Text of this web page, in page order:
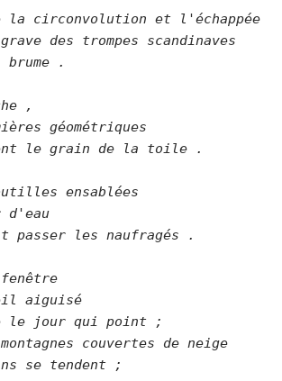
la circonvolution et l'échappée
des trompes scandinaves
.
,
géométriques
le grain de la toile .
ensablées
passer les naufragés .
aiguisé
le jour qui point ;
couvertes de neige
se tendent ;